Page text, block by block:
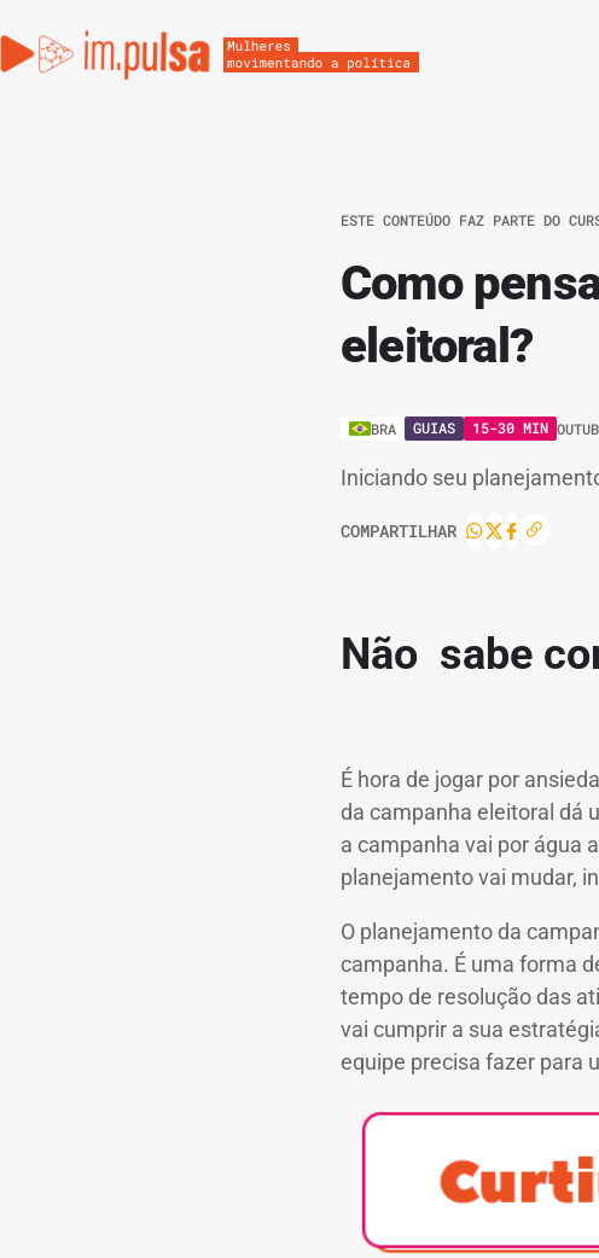
ESTE CONTEÚDO FAZ PARTE DO
Como
eleitoral?
BRA GUIAS 15-30 MIN
Iniciando seu
COMPARTILHAR
Não sabe
É hora de jogar por
da campanha eleitoral dá
a campanha vai por água
planejamento vai mudar,
O planejamento da
campanha. É uma forma
tempo de resolução das
vai cumprir a sua
equipe precisa fazer para